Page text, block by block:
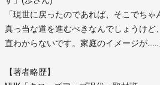
「現世に戻ったのであれば、そこでち
真っ当な道を進むべきなんでしょうけど
直わからないです。家庭のイメージが
【著者略歴】